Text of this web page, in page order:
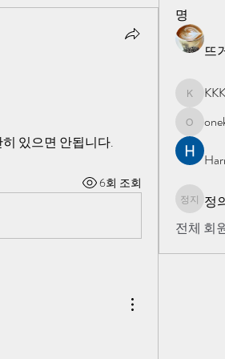
있으면 안됩니다.
6회 조회
명
뜨
KKKKKK
정의 지
정
전체 회